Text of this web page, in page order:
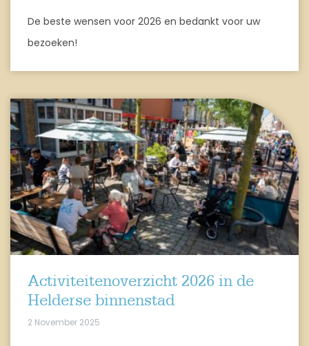
De beste wensen voor 2026 en bedankt voor uw
bezoeken!
Activiteitenoverzicht 2026 in de
Helderse binnenstad
2 November 2025